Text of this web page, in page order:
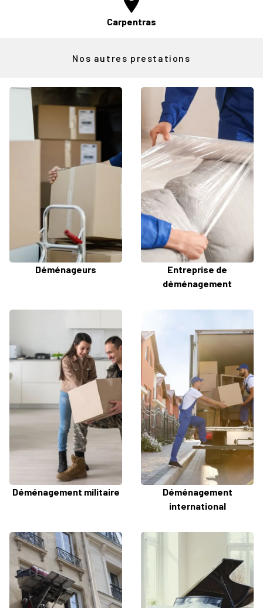
Carpentras
Nos autres prestations
Déménageurs
Entreprise de
déménagement
Déménagement militaire
Déménagement
international